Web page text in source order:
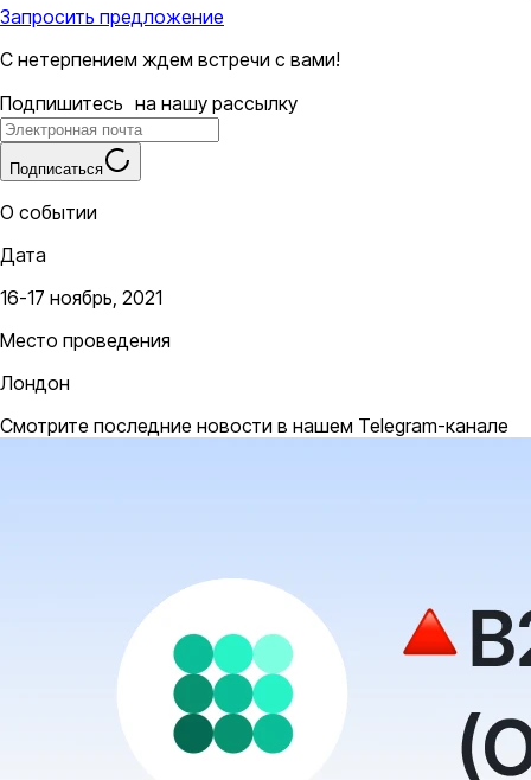
Запросить предложение
С нетерпением ждем встречи с вами!
Подпишитесь на нашу рассылку
Подписаться
О событии
Дата
16-17 ноябрь, 2021
Место проведения
Лондон
Смотрите последние новости в нашем Telegram-канале